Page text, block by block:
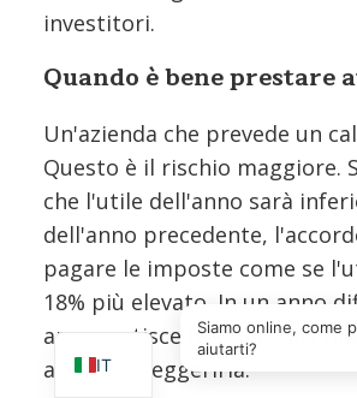
investitori.
Quando è bene prestare
Un'azienda che prevede un
Questo è il rischio maggiore.
che l'utile dell'anno sarà
dell'anno precedente,
pagare le imposte come se
18% più elevato. In un anno
appesantisce la situazione
anziché alleggerirla.
IT
Siamo online, come
aiutarti?